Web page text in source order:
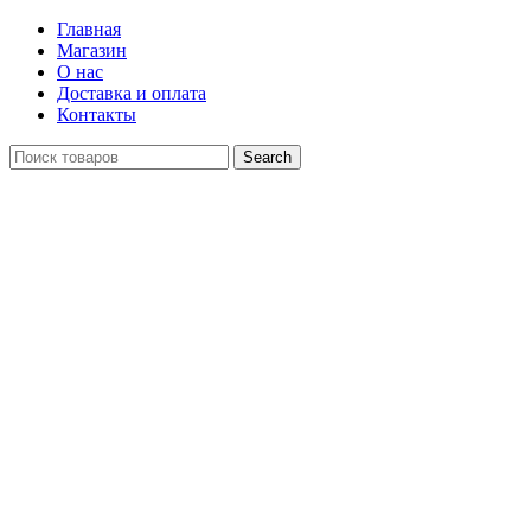
Главная
Магазин
О нас
Доставка и оплата
Контакты
Search